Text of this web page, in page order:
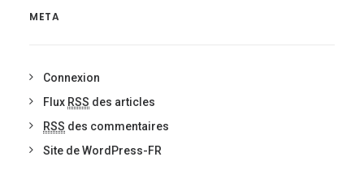
META
Connexion
Flux RSS des articles
RSS des commentaires
Site de WordPress-FR